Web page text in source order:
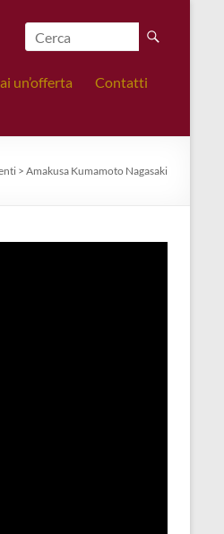
un’offerta Contatti
> Amakusa Kumamoto Nagasaki